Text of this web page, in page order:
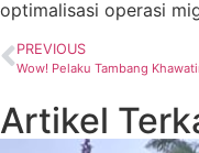
optimalisasi operasi
PREVIOUS
Wow! Pelaku Tambang
Artikel